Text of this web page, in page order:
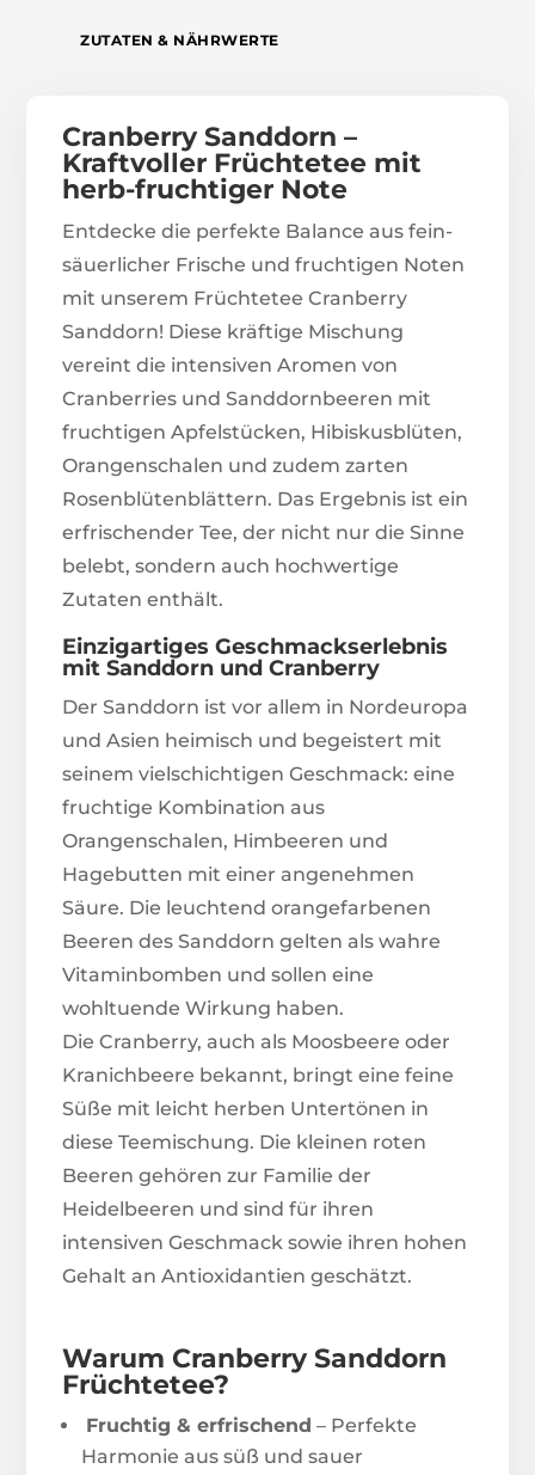
ZUTATEN & NÄHRWERTE
Cranberry Sanddorn –
Kraftvoller Früchtetee mit
herb-fruchtiger Note
Entdecke die perfekte Balance aus fein-
säuerlicher Frische und fruchtigen Noten
mit unserem Früchtetee Cranberry
Sanddorn! Diese kräftige Mischung
vereint die intensiven Aromen von
Cranberries und Sanddornbeeren mit
fruchtigen Apfelstücken, Hibiskusblüten,
Orangenschalen und zudem zarten
Rosenblütenblättern. Das Ergebnis ist ein
erfrischender Tee, der nicht nur die Sinne
belebt, sondern auch hochwertige
Zutaten enthält.
Einzigartiges Geschmackserlebnis
mit Sanddorn und Cranberry
Der Sanddorn ist vor allem in Nordeuropa
und Asien heimisch und begeistert mit
seinem vielschichtigen Geschmack: eine
fruchtige Kombination aus
Orangenschalen, Himbeeren und
Hagebutten mit einer angenehmen
Säure. Die leuchtend orangefarbenen
Beeren des Sanddorn gelten als wahre
Vitaminbomben und sollen eine
wohltuende Wirkung haben.
Die Cranberry, auch als Moosbeere oder
Kranichbeere bekannt, bringt eine feine
Süße mit leicht herben Untertönen in
diese Teemischung. Die kleinen roten
Beeren gehören zur Familie der
Heidelbeeren und sind für ihren
intensiven Geschmack sowie ihren hohen
Gehalt an Antioxidantien geschätzt.
Warum Cranberry Sanddorn
Früchtetee?
Fruchtig & erfrischend – Perfekte
Harmonie aus süß und sauer